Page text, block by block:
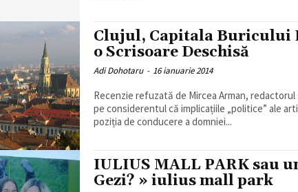
Clujul, Capitala Buricului
o Scrisoare Deschisă
Adi Dohotaru - 16 ianuarie 2014
Recenzie refuzată de Mircea Arman,
pe considerentul că implicațiile „politice” ale
poziția de conducere a domniei...
IULIUS MALL PARK sau
Gezi? » iulius mall park